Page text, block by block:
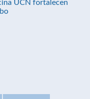
UCN fortalecen